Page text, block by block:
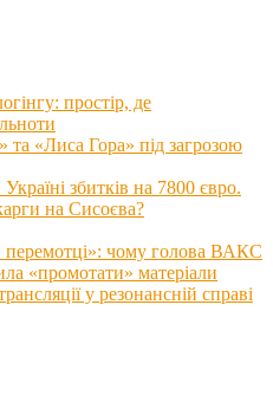
простір, де
та «Лиса Гора» під загрозою
збитків на 7800 євро.
на Сисоєва?
перемотці»: чому голова ВАКС
«промотати» матеріали
у резонансній справі